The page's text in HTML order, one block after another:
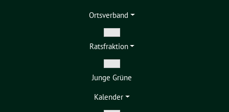
Ortsverband
Zeige
Untermenü
Ratsfraktion
Zeige
Untermenü
Junge Grüne
Kalender